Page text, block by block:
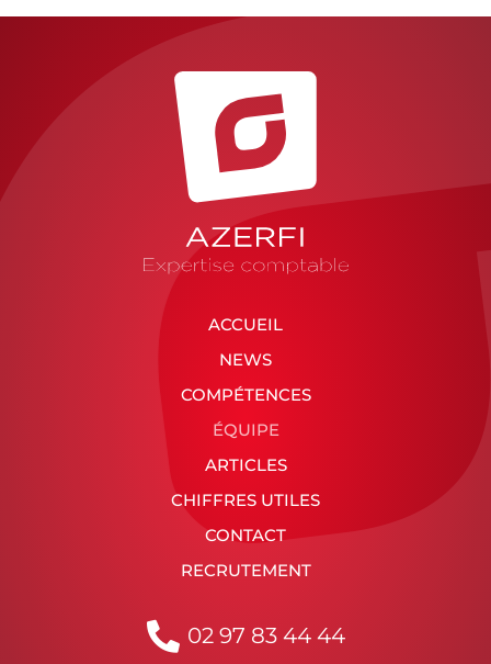
ACCUEIL
NEWS
COMPÉTENCES
ÉQUIPE
ARTICLES
CHIFFRES UTILES
CONTACT
RECRUTEMENT
02 97 83 44 44